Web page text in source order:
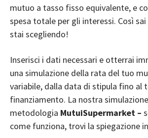
mutuo a tasso fisso equivalente, e
spesa totale per gli interessi. Così
stai scegliendo!
Inserisci i dati necessari e otterrai
una simulazione della rata del tuo
variabile, dalla data di stipula fino al
finanziamento. La nostra
metodologia MutuiSupermarket –
come funziona, trovi la spiegazione